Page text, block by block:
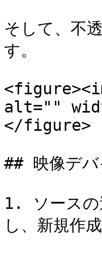
そして、不
す。
alt=""
</figure>
## 映像デバ
1. ソースの
し、新規作